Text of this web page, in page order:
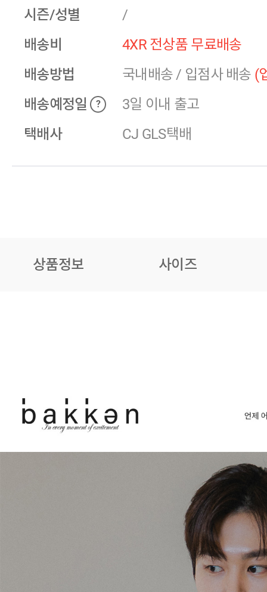
시즌/성별
/
배송비
4XR 전상품 무료배송
배송방법
국내배송 / 입점사 배송 (
배송예정일
?
3일 이내 출고
택배사
CJ GLS택배
상품정보 사이즈